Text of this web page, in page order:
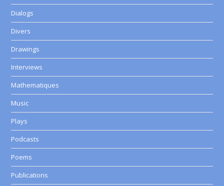
Dialogs
Divers
Drawings
Interviews
Mathematiques
Music
Plays
Podcasts
Poems
Publications